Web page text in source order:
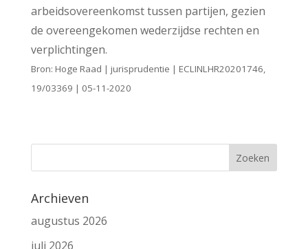
arbeidsovereenkomst tussen partijen, gezien
de overeengekomen wederzijdse rechten en
verplichtingen.
Bron: Hoge Raad | jurisprudentie | ECLINLHR20201746,
19/03369 | 05-11-2020
Archieven
augustus 2026
juli 2026